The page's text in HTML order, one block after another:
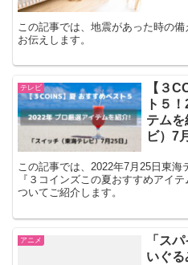
この記事では、地震があった時の
お伝えします。
テレビ
【３
ト５
テム
ビ）7
この記事では、2022年7月25日東
『３コインズこの夏おすすめアイ
ついてご紹介します。
アニメ
「ス
いぐる